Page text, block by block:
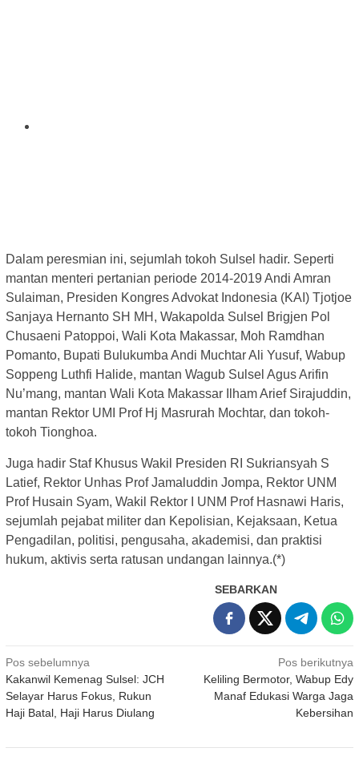
Dalam peresmian ini, sejumlah tokoh Sulsel hadir. Seperti
mantan menteri pertanian periode 2014-2019 Andi Amran
Sulaiman, Presiden Kongres Advokat Indonesia (KAI) Tjotjoe
Sanjaya Hernanto SH MH, Wakapolda Sulsel Brigjen Pol
Chusaeni Patoppoi, Wali Kota Makassar, Moh Ramdhan
Pomanto, Bupati Bulukumba Andi Muchtar Ali Yusuf, Wabup
Soppeng Luthfi Halide, mantan Wagub Sulsel Agus Arifin
Nu’mang, mantan Wali Kota Makassar Ilham Arief Sirajuddin,
mantan Rektor UMI Prof Hj Masrurah Mochtar, dan tokoh-
tokoh Tionghoa.
Juga hadir Staf Khusus Wakil Presiden RI Sukriansyah S
Latief, Rektor Unhas Prof Jamaluddin Jompa, Rektor UNM
Prof Husain Syam, Wakil Rektor I UNM Prof Hasnawi Haris,
sejumlah pejabat militer dan Kepolisian, Kejaksaan, Ketua
Pengadilan, politisi, pengusaha, akademisi, dan praktisi
hukum, aktivis serta ratusan undangan lainnya.(*)
SEBARKAN
Navigasi
pos
Pos sebelumnya
Kakanwil Kemenag Sulsel: JCH
Selayar Harus Fokus, Rukun
Haji Batal, Haji Harus Diulang
Pos berikutnya
Keliling Bermotor, Wabup Edy
Manaf Edukasi Warga Jaga
Kebersihan